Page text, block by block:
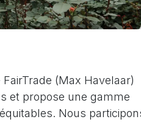
(Max Havelaar)
et propose une gamme
Nous